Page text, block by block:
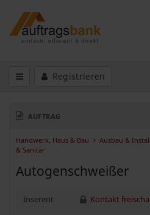
Registrieren
AUFTRAG
Handwerk, Haus & Bau Ausbau &
& Sanitär
Autogenschweißer
Inserent Kontakt